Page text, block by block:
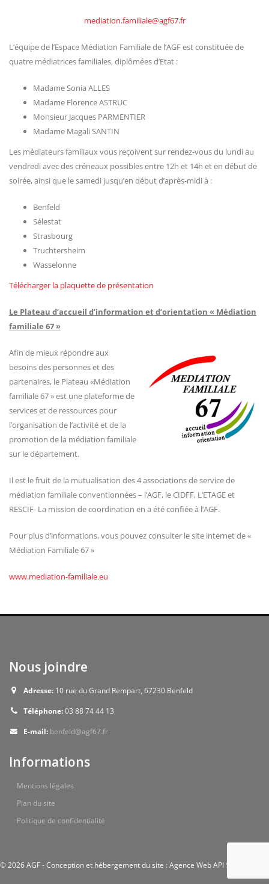
mediation.familiale@agf67.fr
L’équipe de l’Espace Médiation Familiale de l’AGF est constituée de
quatre médiatrices familiales, diplômées d’Etat :
Madame Sonia ALLES
Madame Florence ASTRUC
Monsieur Jacques PARMENTIER
Madame Magali SANTIN
Les médiateurs familiaux vous reçoivent sur rendez-vous du lundi au
vendredi avec des créneaux possibles entre 12h et 14h et en début de
soirée, ainsi que le samedi jusqu’en début d’après-midi à :
Benfeld
Sélestat
Strasbourg
Truchtersheim
Wasselonne
Télécharger la plaquette de présentation
Le Plateau d’accueil d’information et d’orientation « Médiation
familiale 67 »
Afin de mieux répondre aux
besoins des personnes et des
partenaires, le Plateau «Médiation
familiale 67 » est une plateforme de
services et de ressources pour
l’organisation de l’activité et de la
promotion de la médiation familiale
sur le département.
Il est le fruit de la mutualisation des 4 associations de service de
médiation familiale conventionnées – l’AGF, le CIDFF, L’ETAGE et
RESCIF- La mission de coordination en a été confiée à l’AGF.
Pour plus d’informations, vous pouvez consulter le site internet de «
Médiation Familiale 67 »
www.mediation-familiale.eu
Nous joindre
Adresse: 10 rue du Grand Rempart, 67230 Benfeld
Téléphone:03 88 74 44 13
E-mail: benfeld@agf67.fr
Informations
Mentions légales
Plan du site
Politique de confidentialité
© 2026 AGF - Conception et hébergement du site : Agence Web API Studio